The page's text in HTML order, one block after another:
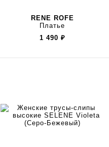
RENE ROFE
Платье
1 490 ₽